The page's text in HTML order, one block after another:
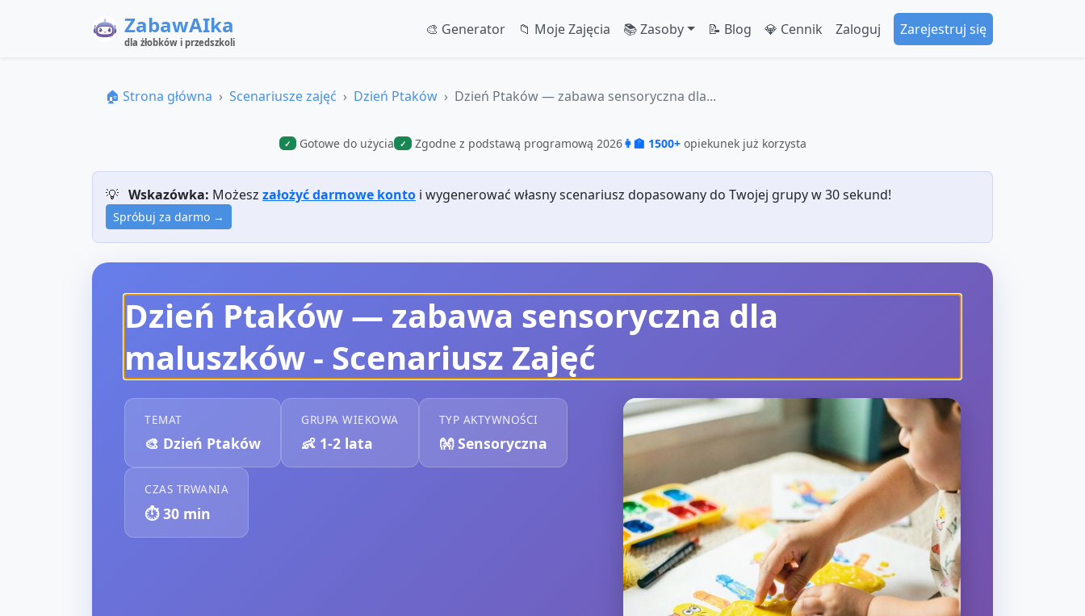
ZabawAIka
dla żłobków i przedszkoli
🎨 Generator 📁 Moje Zajęcia 📚 Zasoby 📝 Blog 💎 Cennik Zaloguj Zarejestruj się
🏠 Strona główna Scenariusze zajęć Dzień Ptaków Dzień Ptaków — zabawa sensoryczna dla...
✓ Gotowe do użycia ✓ Zgodne z podstawą programową 2026👩‍🏫 1500+ opiekunek już korzysta
💡 Wskazówka: Możesz założyć darmowe konto i wygenerować własny scenariusz dopasowany do Twojej grupy w 30 sekund!
Spróbuj za darmo →
Dzień Ptaków — zabawa sensoryczna dla
maluszków - Scenariusz Zajęć
TEMAT
🎨 Dzień Ptaków
GRUPA WIEKOWA
👶 1-2 lata
TYP AKTYWNOŚCI
👐 Sensoryczna
CZAS TRWANIA
⏱️30 min